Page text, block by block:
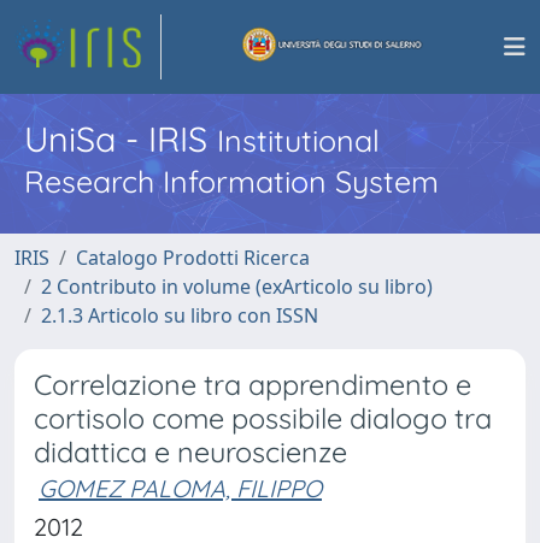
UniSa - IRISInstitutional
Research Information System
IRIS
Catalogo Prodotti Ricerca
2 Contributo in volume (exArticolo su libro)
2.1.3 Articolo su libro con ISSN
Correlazione tra apprendimento e
cortisolo come possibile dialogo tra
didattica e neuroscienze
GOMEZ PALOMA, FILIPPO
2012